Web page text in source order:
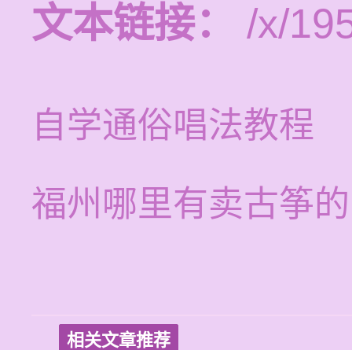
文本链接：
/x/
自学通俗唱法教程
福州哪里有卖古筝
相关文章推荐